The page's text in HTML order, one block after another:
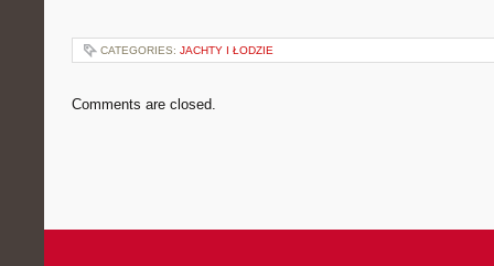
CATEGORIES: JACHTY I ŁODZIE
Comments are closed.